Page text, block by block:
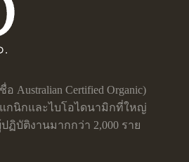
Australian Certified Organic)
กนิกและไบโอไดนามิกที่ใหญ่
ฏิบัติงานมากกว่า 2,000 ราย